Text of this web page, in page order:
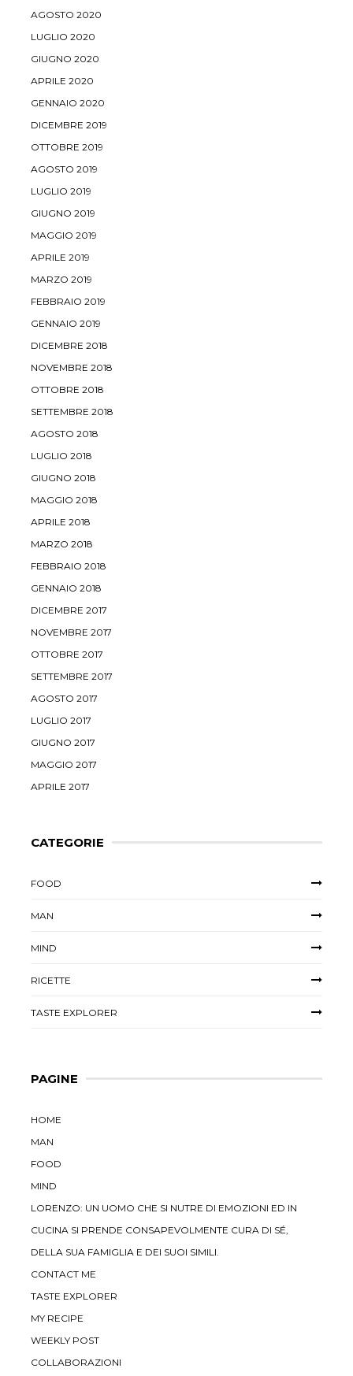
AGOSTO 2020
LUGLIO 2020
GIUGNO 2020
APRILE 2020
GENNAIO 2020
DICEMBRE 2019
OTTOBRE 2019
AGOSTO 2019
LUGLIO 2019
GIUGNO 2019
MAGGIO 2019
APRILE 2019
MARZO 2019
FEBBRAIO 2019
GENNAIO 2019
DICEMBRE 2018
NOVEMBRE 2018
OTTOBRE 2018
SETTEMBRE 2018
AGOSTO 2018
LUGLIO 2018
GIUGNO 2018
MAGGIO 2018
APRILE 2018
MARZO 2018
FEBBRAIO 2018
GENNAIO 2018
DICEMBRE 2017
NOVEMBRE 2017
OTTOBRE 2017
SETTEMBRE 2017
AGOSTO 2017
LUGLIO 2017
GIUGNO 2017
MAGGIO 2017
APRILE 2017
CATEGORIE
FOOD
MAN
MIND
RICETTE
TASTE EXPLORER
PAGINE
HOME
MAN
FOOD
MIND
LORENZO: UN UOMO CHE SI NUTRE DI EMOZIONI ED IN
CUCINA SI PRENDE CONSAPEVOLMENTE CURA DI SÉ,
DELLA SUA FAMIGLIA E DEI SUOI SIMILI.
CONTACT ME
TASTE EXPLORER
MY RECIPE
WEEKLY POST
COLLABORAZIONI